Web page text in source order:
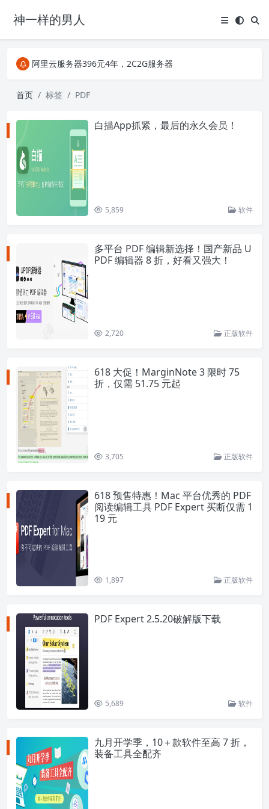
神一样的男人
阿里云服务器396元4年，2C2G服务器
关注Telegram频道有新消息第一时间推送
阿里云服务器396元4年，2C2G服务器
首页 标签 PDF
白描App抓紧，最后的永久会员！
5,859 软件
多平台 PDF 编辑新选择！国产新品 U
PDF 编辑器 8 折，好看又强大！
2,720 正版软件
618 大促！MarginNote 3 限时 75
折，仅需 51.75 元起
3,705 正版软件
618 预售特惠！Mac 平台优秀的 PDF
阅读编辑工具 PDF Expert 买断仅需 1
19 元
1,897 正版软件
PDF Expert 2.5.20破解版下载
5,689 软件
九月开学季，10＋款软件至高 7 折，
装备工具全配齐